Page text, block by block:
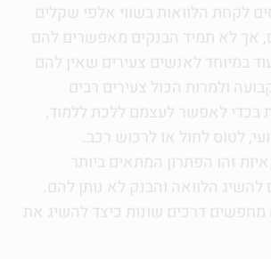
לקחת הלוואות בשווי אלפי שקלים
אך לא תמיד הבנקים מאפשרים להם
במיוחד לאנשים צעירים שאין להם
ולמרות הכול צעירים רבים
בכדי לאפשר לעצמם ללכת ללמוד,
לטוס לחול או לרכוש רכב.
זהו הפתרון המתאים ביותר
הלוואה והבנק לא נותן להם.
מחפשים דרכים שונות כיצד להשיג את